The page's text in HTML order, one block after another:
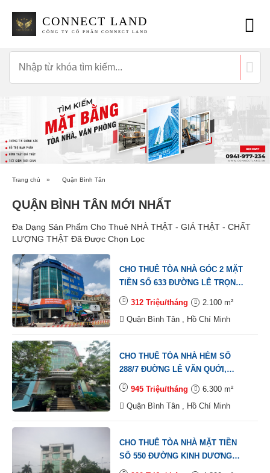
CONNECT LAND
CÔNG TY CỔ PHẦN CONNECT LAND
Trang chủ » Quận Bình Tân
QUẬN BÌNH TÂN MỚI NHẤT
Đa Dạng Sản Phẩm Cho Thuê NHÀ THẬT - GIÁ THẬT - CHẤT
LƯỢNG THẬT Đã Được Chọn Lọc
CHO THUÊ TÒA NHÀ GÓC 2 MẶT
TIỀN SỐ 633 ĐƯỜNG LÊ TRỌNG
TẤN, PHƯỜNG BÌNH HƯNG HÒA,
QUẬN BÌNH TÂN, DT: 10X30M, 1
HẦM, 1 TRỆT, 6 LẦU, ST TM,
312 Triệu/tháng
2.100 m²
Quận Bình Tân , Hồ Chí Minh
CHO THUÊ TÒA NHÀ HẺM SỐ
288/7 ĐUỜNG LÊ VĂN QUỚI,
PHUỜNG BÌNH HƯNG HÒA, QUẬN
BÌNH TÂN, DT: 30X30M, 1 HẦM, 1
TRỆT, 7 LẦU , TM, DTSD: 6.300M2
945 Triệu/tháng
6.300 m²
Quận Bình Tân , Hồ Chí Minh
CHO THUÊ TÒA NHÀ MẶT TIỀN
SỐ 550 ĐƯỜNG KINH DƯƠNG
VƯƠNG, PHƯỜNG AN LẠC, QUẬN